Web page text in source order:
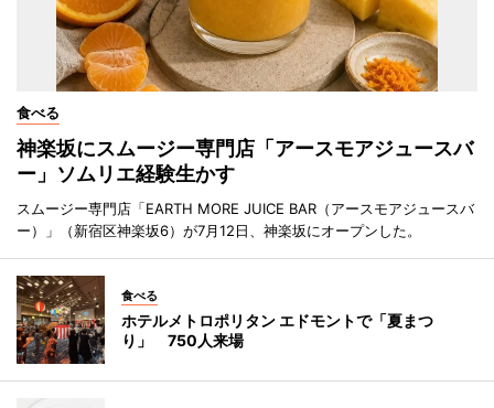
食べる
神楽坂にスムージー専門店「アースモアジュースバ
ー」ソムリエ経験生かす
スムージー専門店「EARTH MORE JUICE BAR（アースモアジュースバ
ー）」（新宿区神楽坂6）が7月12日、神楽坂にオープンした。
食べる
ホテルメトロポリタン エドモントで「夏まつ
り」 750人来場